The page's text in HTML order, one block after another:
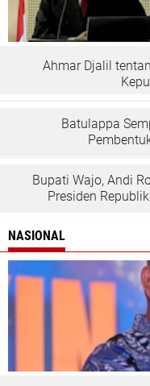
Ahmar Djalil
Batulappa
Bupati Wajo, Andi
Presiden
NASIONAL